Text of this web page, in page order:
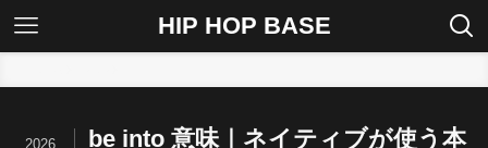
HIP HOP BASE
be into 意味｜ネイティブが使う本
2026